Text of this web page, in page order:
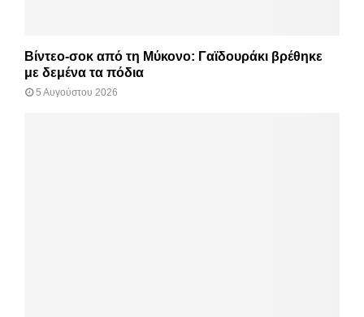
Βίντεο-σοκ από τη Μύκονο: Γαϊδουράκι βρέθηκε
με δεμένα τα πόδια
5 Αυγούστου 2026